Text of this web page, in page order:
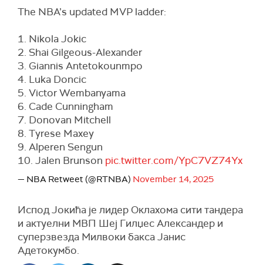
The NBA’s updated MVP ladder:
1. Nikola Jokic
2. Shai Gilgeous-Alexander
3. Giannis Antetokounmpo
4. Luka Doncic
5. Victor Wembanyama
6. Cade Cunningham
7. Donovan Mitchell
8. Tyrese Maxey
9. Alperen Sengun
10. Jalen Brunson pic.twitter.com/YpC7VZ74Yx
— NBA Retweet (@RTNBA) November 14, 2025
Испод Јокића је лидер Оклахома сити тандера
и актуелни МВП Шеј Гилџес Александер и
суперзвезда Милвоки бакса Јанис
Адетокумбо.